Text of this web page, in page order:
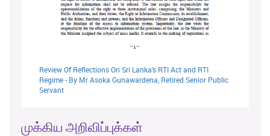
Review Of Reflections On Sri Lanka's RTI Act and RTI
Regime - By Mr Asoka Gunawardena, Retired Senior Public
Servant
முக்கிய அறிவிப்புக்கள்